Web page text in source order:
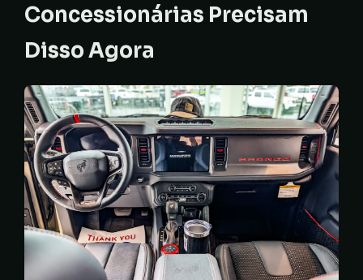
Concessionárias Precisam
Disso Agora